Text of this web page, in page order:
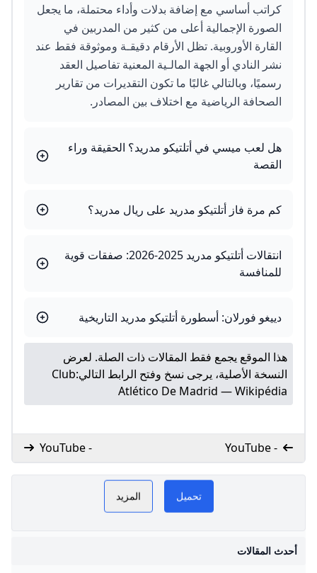
كراتب أساسي مع إضافة بدلات وأداء محتملة، ما يجعل
الصورة الإجمالية أعلى من كثير من المدربين في
القارة الأوروبية. تظل الأرقام دقیقـة وموثوقة فقط عند
نشر النادي أو الجهة المالـية المعنية تفاصيل العقد
رسميًا، وبالتالي غالبًا ما تكون التقديرات من تقارير
الصحافة الرياضية مع اختلاف بين المصادر.
هل لعب ميسي في أتلتيكو مدريد؟ الحقيقة وراء
كم مرة فاز أتلتيكو مدريد على ريال مدريد؟
انتقالات أتلتيكو مدريد 2025-2026: صفقات قوية
للمنافسة
دييغو فورلان: أسطورة أتلتيكو مدريد التاريخية
الموقع يجمع فقط المقالات ذات الصلة. لعرض
الأصلية، يرجى نسخ وفتح الرابط التالي: Club
Atlético De Madrid —
موقع أتلتيكو مدريد GoGoGo هو
الأولى لمتابعة كل ما يخص
أتلتيكو مدريد في الدوري
ودوري أبطال أوروبا. هناالمقالات